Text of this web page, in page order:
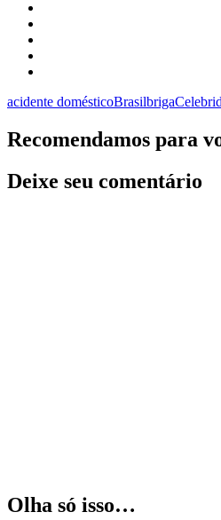
acidente domésticoBrasilbriga
Recomendamos para
Deixe seu comentário
Olha só isso…